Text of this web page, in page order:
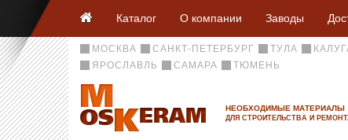
Каталог О компании Заводы
МОСКВА САНКТ-ПЕТЕРБУРГ ТУЛА
ЯРОСЛАВЛЬ
САМАРА ТЮМЕНЬ
НЕОБХОДИМЫЕ МАТЕРИАЛЫ
ДЛЯ СТРОИТЕЛЬСТВА И